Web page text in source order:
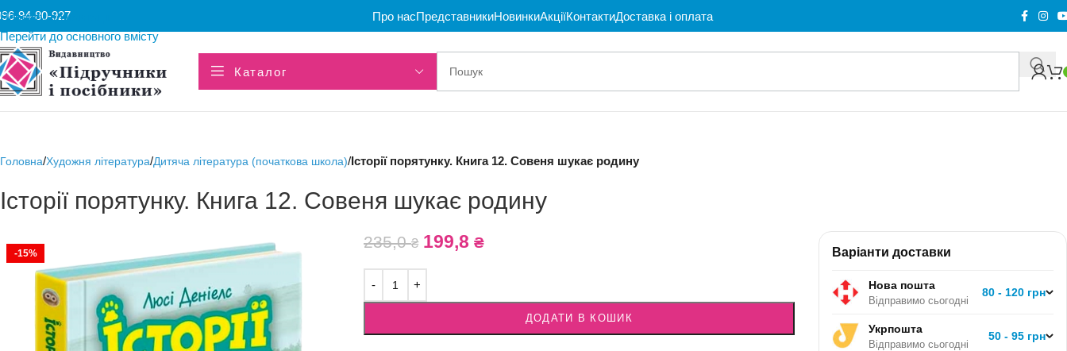
Перейти до навігації
Перейти до основного вмісту
94-80-927 Про насПредставникиНовинкиАкціїКонтактиДоставка і оплата
Каталог
Головна/Художня література/Дитяча література (початкова школа)/Історії порятунку. Книга 12. Совеня шукає родину
Історії порятунку. Книга 12. Совеня шукає родину
-15%
235,0₴ 199,8 ₴
ДОДАТИ В КОШИК
Варіанти доставки
Нова пошта
Відправимо сьогодні
80 - 120 грн
Укрпошта
Відправимо сьогодні
50 - 95 грн